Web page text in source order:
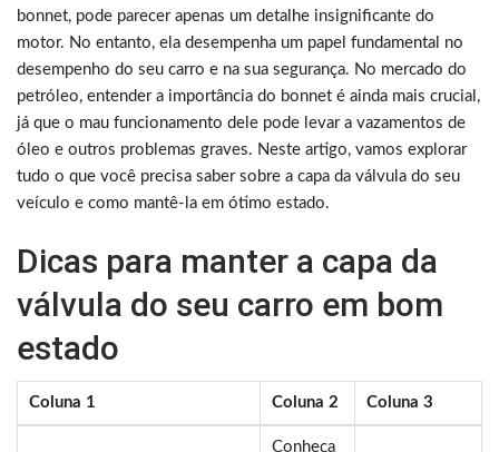
bonnet, pode parecer apenas um detalhe insignificante do
motor. No entanto, ela desempenha um papel fundamental no
desempenho do seu carro e na sua segurança. No mercado do
petróleo, entender a importância do bonnet é ainda mais crucial,
já que o mau funcionamento dele pode levar a vazamentos de
óleo e outros problemas graves. Neste artigo, vamos explorar
tudo o que você precisa saber sobre a capa da válvula do seu
veículo e como mantê-la em ótimo estado.
Dicas para manter a capa da
válvula do seu carro em bom
estado
Coluna 1 Coluna 2 Coluna 3
Conheça